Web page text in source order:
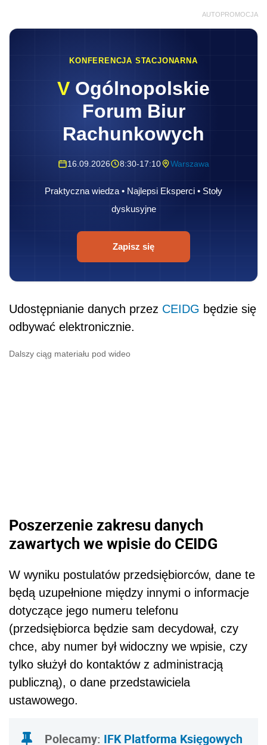
AUTOPROMOCJA
KONFERENCJA STACJONARNA
V Ogólnopolskie
Forum Biur
Rachunkowych
16.09.2026 8:30-17:10 Warszawa
Praktyczna wiedza • Najlepsi Eksperci • Stoły
dyskusyjne
Zapisz się
Udostępnianie danych przez CEIDG będzie się
odbywać elektronicznie.
Dalszy ciąg materiału pod wideo
Poszerzenie zakresu danych
zawartych we wpisie do CEIDG
W wyniku postulatów przedsiębiorców, dane te
będą uzupełnione między innymi o informacje
dotyczące jego numeru telefonu
(przedsiębiorca będzie sam decydował, czy
chce, aby numer był widoczny we wpisie, czy
tylko służył do kontaktów z administracją
publiczną), o dane przedstawiciela
ustawowego.
Polecamy: IFK Platforma Księgowych